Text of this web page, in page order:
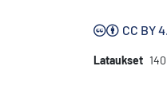
CC BY
Lataukset 140